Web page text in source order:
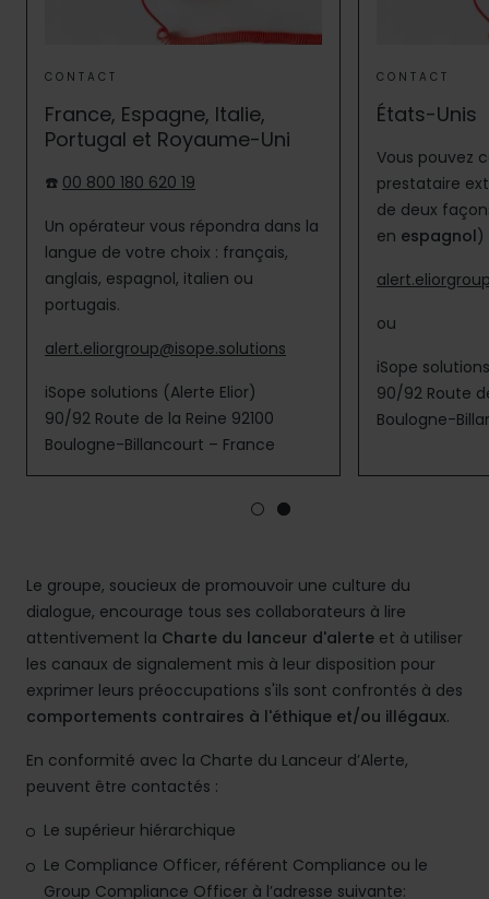
CONTACT
France, Espagne, Italie,
Portugal et Royaume-Uni
☎️ 00 800 180 620 19
Un opérateur vous répondra dans la
langue de votre choix : français,
anglais, espagnol, italien ou
portugais.
alert.eliorgroup@isope.solutions
iSope solutions (Alerte Elior)
90/92 Route de la Reine 92100
Boulogne-Billancourt – France
CONTACT
États-Unis
Vous pouvez
prestataire
de deux
en espagnol)
ou
iSope
90/92 Route
Boulogne-
Le groupe, soucieux de promouvoir une culture du
dialogue, encourage tous ses collaborateurs à lire
attentivement la Charte du lanceur d'alerte et à utiliser
les canaux de signalement mis à leur disposition pour
exprimer leurs préoccupations s'ils sont confrontés à des
comportements contraires à l'éthique et/ou illégaux.
En conformité avec la Charte du Lanceur d’Alerte,
peuvent être contactés :
Le supérieur hiérarchique
Le Compliance Officer, référent Compliance ou le
Group Compliance Officer à l’adresse suivante: